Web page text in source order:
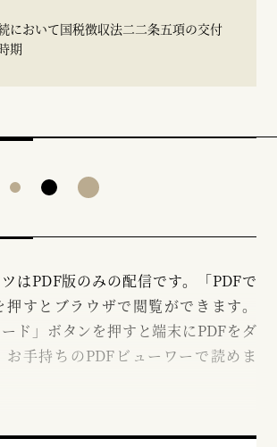
において国税徴収法二二条五項の交付
期
はPDF版のみの配信です。「PDFで
すとブラウザで閲覧ができます。
ード」ボタンを押すと端末にPDFをダ
お手持ちのPDFビューワーで読めま